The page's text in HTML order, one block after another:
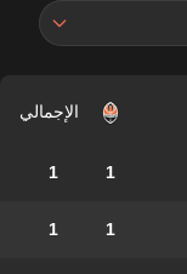
الإجمالي
1
1
1
1